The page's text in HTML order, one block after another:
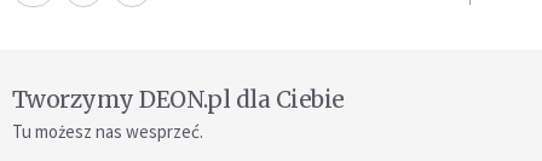
Tworzymy DEON.pl dla Ciebie
Tu możesz nas wesprzeć.